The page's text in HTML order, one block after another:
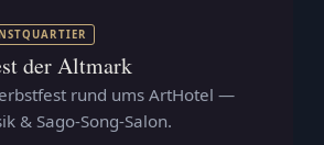
der Altmark
rund ums ArtHotel —
& Sago-Song-Salon.